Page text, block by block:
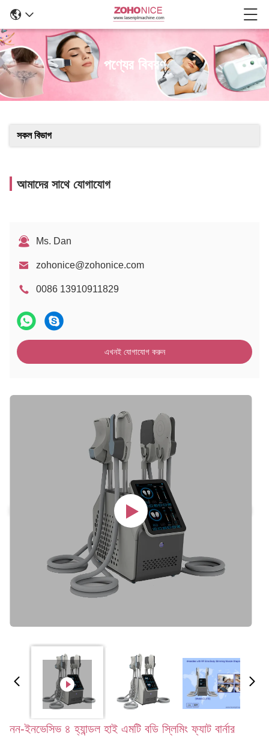
পণ্যের বিবরণ
সকল বিভাগ
আমাদের সাথে যোগাযোগ
Ms. Dan
zohonice@zohonice.com
0086 13910911829
এখনই যোগাযোগ করুন
নন-ইনভেসিভ ৪ হ্যান্ডল হাই এমটি বডি স্লিমিং ফ্যাট বার্নার